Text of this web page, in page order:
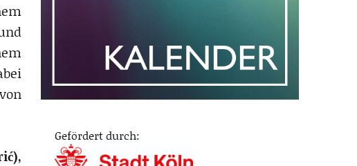
,
Gefördert durch: